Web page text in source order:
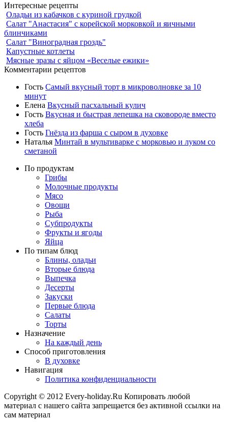
Интересные рецепты
Оладьи из кабачков с куриной грудкой
Салат "Анастасия" с корейской морковкой и яичными
блинчиками
Салат "Виноградная гроздь"
Капустные котлеты
Мясные зразы с яйцом «Веселые ежики»
Комментарии рецептов
Гость Самый вкусный торт в микроволновке за 10
минут
Елена Вкусный пасхальный кулич
Гость Вкусная и быстрая лепешка на сковороде вместо
хлеба
Гость Гнёзда из фарша с сыром в духовке
Наталья Минтай в мультиварке с морковью и луком со
сметаной
По продуктам
Грибы
Молочные продукты
Мясо
Овощи
Рыба
Субпродукты
Фрукты и ягоды
Яйца
По типам блюд
Блины, оладьи
Вторые блюда
Выпечка
Десерты
Закуски
Первые блюда
Салаты
Торты
Назначение
На каждый день
Способ приготовления
В духовке
Навигация
Политика конфиденциальности
Copyright © 2012 Every-holiday.Ru Копировать любой
материал с нашего сайта запрещается без активной ссылки на
сам материал